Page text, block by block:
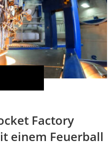
Factory
einem Feuerball